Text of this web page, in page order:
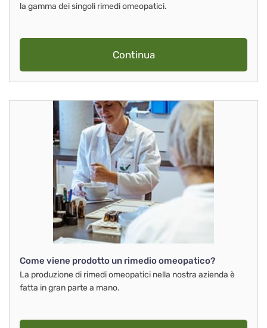
la gamma dei singoli rimedi omeopatici.
Continua
Come viene prodotto un rimedio omeopatico?
La produzione di rimedi omeopatici nella nostra azienda è
fatta in gran parte a mano.